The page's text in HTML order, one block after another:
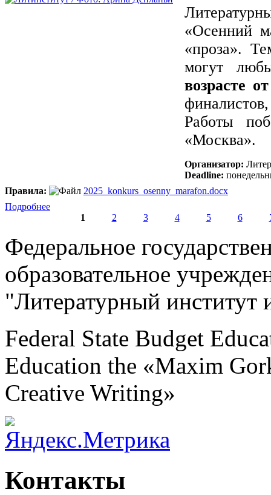
«Осенний
«проза».
могут
возрасте
Работы
«Москва».
Организатор:
Deadline:
Правила:
2025_konkurs_osenny_marafon.docx
Подробнее
1 2 3 4 5 6
Федеральное
образовательное
"Литературный
Federal State Budget
Education the «Maxim
Creative Writing»
Контакты